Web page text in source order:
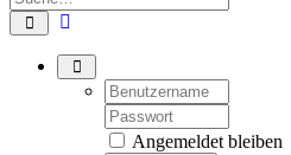
Angemeldet bleiben